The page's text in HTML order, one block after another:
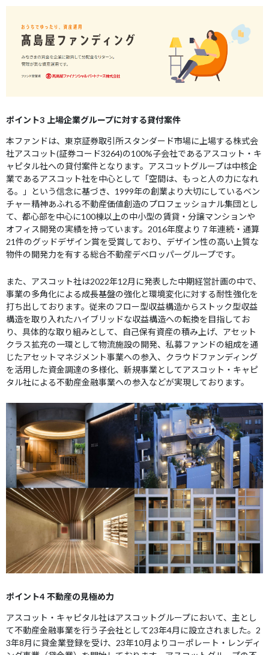
ポイント3 上場企業グループに対する貸付案件
本ファンドは、東京証券取引所スタンダード市場に上場する株式会
社アスコット(証券コード3264)の100%子会社であるアスコット・キ
ャピタル社への貸付案件となります。アスコットグループは中核企
業であるアスコット社を中心として「空間は、もっと人の力になれ
る。」という信念に基づき、1999年の創業より大切にしているベン
チャー精神あふれる不動産価値創造のプロフェッショナル集団とし
て、都心部を中心に100棟以上の中小型の賃貸・分譲マンションや
オフィス開発の実績を持っています。2016年度より７年連続・通算
21件のグッドデザイン賞を受賞しており、デザイン性の高い上質な
物件の開発力を有する総合不動産デベロッパーグループです。
また、アスコット社は2022年12月に発表した中期経営計画の中で、
事業の多角化による成長基盤の強化と環境変化に対する耐性強化を
打ち出しております。従来のフロー型収益構造からストック型収益
構造を取り入れたハイブリッドな収益構造への転換を目指してお
り、具体的な取り組みとして、自己保有資産の積み上げ、アセット
クラス拡充の一環として物流施設の開発、私募ファンドの組成を通
じたアセットマネジメント事業への参入、クラウドファンディング
を活用した資金調達の多様化、新規事業としてアスコット・キャピ
タル社による不動産金融事業への参入などが実現しております。
ポイント4 不動産の見極め力
アスコット・キャピタル社はアスコットグループにおいて、主とし
て不動産金融事業を行う子会社として23年4月に設立されました。2
3年8月に貸金業登録を受け、23年10月よりコーポレート・レンディ